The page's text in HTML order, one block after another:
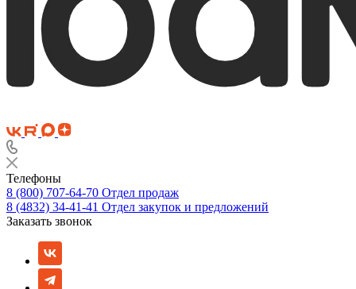
Телефоны
8 (800) 707-64-70 Отдел продаж
8 (4832) 34-41-41 Отдел закупок и предложений
Заказать звонок